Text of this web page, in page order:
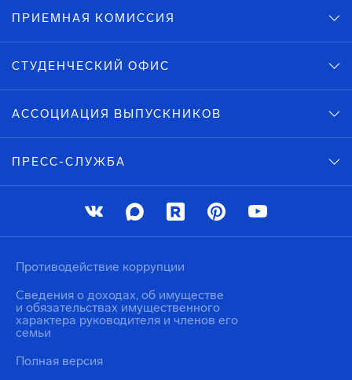
ПРИЕМНАЯ КОМИССИЯ
СТУДЕНЧЕСКИЙ ОФИС
АССОЦИАЦИЯ ВЫПУСКНИКОВ
ПРЕСС-СЛУЖБА
Противодействие коррупции
Сведения о доходах, об имуществе
и обязательствах имущественного
характера руководителя и членов его
семьи
Полная версия